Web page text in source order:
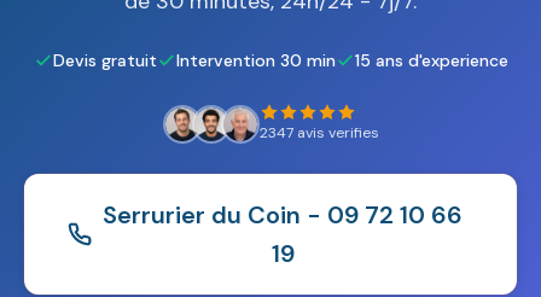
Devis gratuit Intervention 30 min 15 ans d'experience
2347 avis verifies
Serrurier du Coin - 09 72 10 66
19